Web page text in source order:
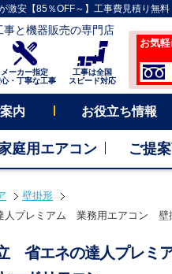
激安【85％OFF～】工事費見積り無料
と機器販売の専門店
メーカー指定
・丁寧な工事
工事は全国
スピード対応
お気
内 お役立ち情報
庭用エアコン ご提
壁掛形
プレミアム 業務用エアコン 壁
省エネの達人プレ